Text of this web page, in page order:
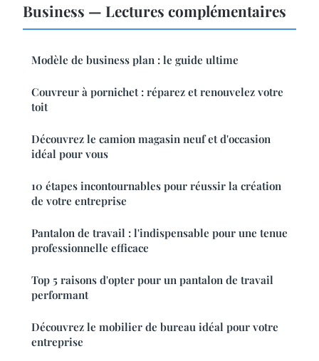
Business — Lectures complémentaires
Modèle de business plan : le guide ultime
Couvreur à pornichet : réparez et renouvelez votre
toit
Découvrez le camion magasin neuf et d'occasion
idéal pour vous
10 étapes incontournables pour réussir la création
de votre entreprise
Pantalon de travail : l'indispensable pour une tenue
professionnelle efficace
Top 5 raisons d'opter pour un pantalon de travail
performant
Découvrez le mobilier de bureau idéal pour votre
entreprise